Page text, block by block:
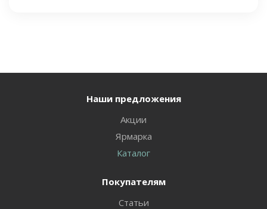
Наши предложения
Акции
Ярмарка
Каталог
Покупателям
Статьи